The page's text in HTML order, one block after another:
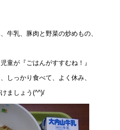
いて
ついて
牛乳、豚肉と野菜の炒めもの、
童が『ごはんがすすむね！』
しっかり食べて、よく休み、
ましょう(^^)/